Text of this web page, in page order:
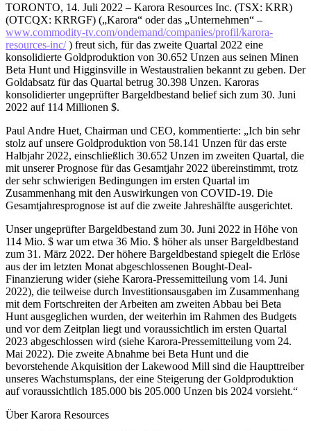
TORONTO, 14. Juli 2022 – Karora Resources Inc. (TSX: KRR)
(OTCQX: KRRGF) („Karora“ oder das „Unternehmen“ –
www.commodity-tv.com/ondemand/companies/profil/karora-
resources-inc/) freut sich, für das zweite Quartal 2022 eine
konsolidierte Goldproduktion von 30.652 Unzen aus seinen Minen
Beta Hunt und Higginsville in Westaustralien bekannt zu geben. Der
Goldabsatz für das Quartal betrug 30.398 Unzen. Karoras
konsolidierter ungeprüfter Bargeldbestand belief sich zum 30. Juni
2022 auf 114 Millionen $.
Paul Andre Huet, Chairman und CEO, kommentierte: „Ich bin sehr
stolz auf unsere Goldproduktion von 58.141 Unzen für das erste
Halbjahr 2022, einschließlich 30.652 Unzen im zweiten Quartal, die
mit unserer Prognose für das Gesamtjahr 2022 übereinstimmt, trotz
der sehr schwierigen Bedingungen im ersten Quartal im
Zusammenhang mit den Auswirkungen von COVID-19. Die
Gesamtjahresprognose ist auf die zweite Jahreshälfte ausgerichtet.
Unser ungeprüfter Bargeldbestand zum 30. Juni 2022 in Höhe von
114 Mio. $ war um etwa 36 Mio. $ höher als unser Bargeldbestand
zum 31. März 2022. Der höhere Bargeldbestand spiegelt die Erlöse
aus der im letzten Monat abgeschlossenen Bought-Deal-
Finanzierung wider (siehe Karora-Pressemitteilung vom 14. Juni
2022), die teilweise durch Investitionsausgaben im Zusammenhang
mit dem Fortschreiten der Arbeiten am zweiten Abbau bei Beta
Hunt ausgeglichen wurden, der weiterhin im Rahmen des Budgets
und vor dem Zeitplan liegt und voraussichtlich im ersten Quartal
2023 abgeschlossen wird (siehe Karora-Pressemitteilung vom 24.
Mai 2022). Die zweite Abnahme bei Beta Hunt und die
bevorstehende Akquisition der Lakewood Mill sind die Haupttreiber
unseres Wachstumsplans, der eine Steigerung der Goldproduktion
auf voraussichtlich 185.000 bis 205.000 Unzen bis 2024 vorsieht.“
Über Karora Resources